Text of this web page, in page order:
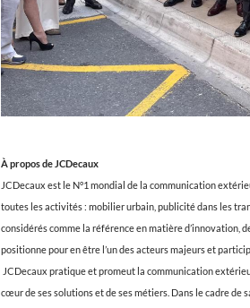
À propos de JCDecaux
JCDecaux est le N°1 mondial de la communication
toutes les activités : mobilier urbain, publicité dans les
considérés comme la référence en matière d’innovation,
positionne pour en être l’un des acteurs majeurs et
JCDecaux pratique et promeut la communication
cœur de ses solutions et de ses métiers. Dans le cadre